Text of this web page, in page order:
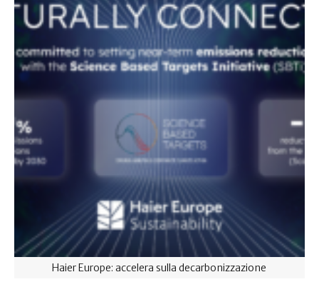
Haier Europe: accelera sulla decarbonizzazione